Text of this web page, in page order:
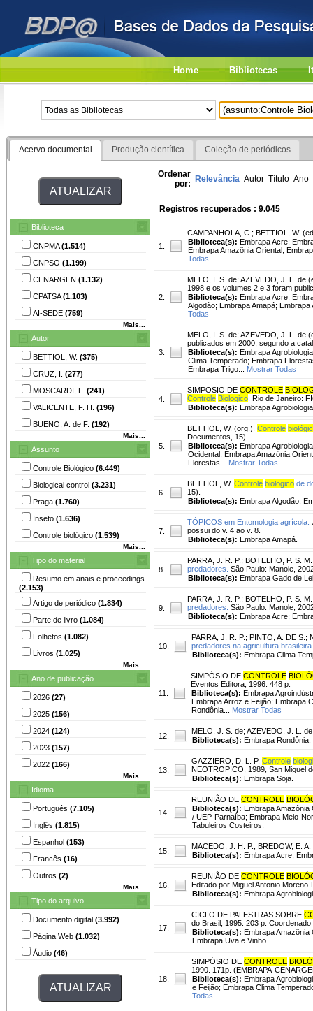
Home Bibliotecas
Acervo documental Produção científica Coleção de periódicos
Biblioteca
CNPMA(1.514)
CNPSO (1.199)
CENARGEN (1.132)
CPATSA(1.103)
AI-SEDE (759)
Mais...
Autor
BETTIOL, W. (375)
CRUZ, I. (277)
MOSCARDI, F. (241)
VALICENTE, F. H. (196)
BUENO, A. de F. (192)
Mais...
Assunto
Controle Biológico (6.449)
Biological control (3.231)
Praga (1.760)
Inseto (1.636)
Controle biológico (1.539)
Mais...
Tipo do material
Resumo em anais e proceedings
(2.153)
Artigo de periódico (1.834)
Parte de livro (1.084)
Folhetos (1.082)
Livros (1.025)
Mais...
Ano de publicação
2026 (27)
2025 (156)
2024 (124)
2023 (157)
2022 (166)
Mais...
Idioma
Português (7.105)
Inglês (1.815)
Espanhol (153)
Francês (16)
Outros (2)
Mais...
Tipo do arquivo
Documento digital (3.992)
Página Web (1.032)
Áudio (46)
Ordenar
por: Relevância Autor Título Ano
Registros recuperados : 9.045
1.
CAMPANHOLA, C. ; BETTIOL, W.
Biblioteca(s): Embrapa Acre;
Embrapa Amazônia Oriental;
Todas
2.
MELO, I. S. de; AZEVEDO, J. L. de
1998 e os volumes 2 e 3 foram
Biblioteca(s): Embrapa Acre;
Algodão; Embrapa Amapá;
Todas
3.
MELO, I. S. de; AZEVEDO, J. L. de
publicados em 2000, segundo a
Biblioteca(s): Embrapa
Clima Temperado; Embrapa
Embrapa Trigo... Mostrar Todas
4.
SIMPOSIO DE CONTROLE
Controle Biologico Rio de Janeiro:
Biblioteca(s): Embrapa
5.
BETTIOL, W. (org.). Controle
Documentos, 15).
Biblioteca(s): Embrapa
Ocidental; Embrapa Amazônia
Florestas... Mostrar Todas
6.
BETTIOL, W. Controle biologico de
15).
Biblioteca(s): Embrapa Algodão;
7.
TÓPICOS em Entomologia agrícola.
possui do v. 4 ao v. 8.
Biblioteca(s): Embrapa Amapá.
8.
PARRA, J. R. P. ; BOTELHO, P. S. M.
predadores. São Paulo: Manole,
Biblioteca(s): Embrapa Gado de
9.
PARRA, J. R. P. ; BOTELHO, P. S. M.
predadores. São Paulo: Manole,
Biblioteca(s): Embrapa Acre;
10.
PARRA, J. R. P. ; PINTO, A. DE S. ;
predadores na agricultura brasileira.
Biblioteca(s): Embrapa Clima
11.
SIMPÓSIO DE CONTROLE
Eventos Editora, 1996. 448 p.
Biblioteca(s): Embrapa
Embrapa Arroz e Feijão; Embrapa
Rondônia... Mostrar Todas
12.
MELO, J. S. de; AZEVEDO, J. L.
Biblioteca(s): Embrapa Rondônia.
13.
GAZZIERO, D. L. P. Controle
NEOTROPICO, 1989, San Miguel
Biblioteca(s): Embrapa Soja.
14.
REUNIÃO DE CONTROLE
Biblioteca(s): Embrapa Amazônia
/ UEP-Parnaíba; Embrapa Meio-
Tabuleiros Costeiros.
15.
MACEDO, J. H. P. ; BREDOW, E.
Biblioteca(s): Embrapa Acre;
16.
REUNIÃO DE CONTROLE
Editado por Miguel Antonio Moreno-
Biblioteca(s): Embrapa
17.
CICLO DE PALESTRAS SOBRE
do Brasil, 1995. 203 p.
Biblioteca(s): Embrapa Amazônia
Embrapa Uva e Vinho.
18.
SIMPÓSIO DE CONTROLE
1990. 171p. (EMBRAPA-
Biblioteca(s): Embrapa
e Feijão; Embrapa Clima
Todas